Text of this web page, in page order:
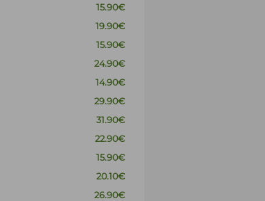
15.90€
19.90€
15.90€
24.90€
14.90€
29.90€
31.90€
22.90€
15.90€
20.10€
26.90€